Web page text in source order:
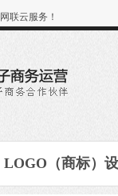
联云服务！
LOGO（商标）